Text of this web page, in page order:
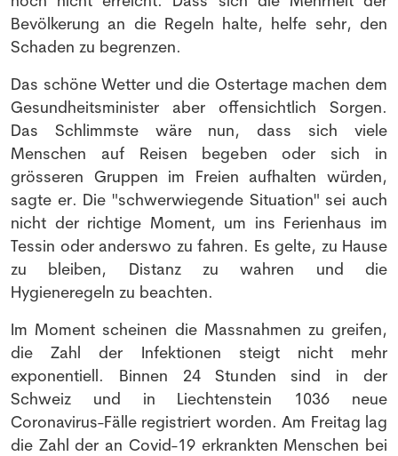
Bevölkerung an die Regeln halte, helfe sehr, den
Schaden zu begrenzen.
Das schöne Wetter und die Ostertage machen dem
Gesundheitsminister aber offensichtlich Sorgen.
Das Schlimmste wäre nun, dass sich viele
Menschen auf Reisen begeben oder sich in
grösseren Gruppen im Freien aufhalten würden,
sagte er. Die "schwerwiegende Situation" sei auch
nicht der richtige Moment, um ins Ferienhaus im
Tessin oder anderswo zu fahren. Es gelte, zu Hause
zu bleiben, Distanz zu wahren und die
Hygieneregeln zu beachten.
Im Moment scheinen die Massnahmen zu greifen,
die Zahl der Infektionen steigt nicht mehr
exponentiell. Binnen 24 Stunden sind in der
Schweiz und in Liechtenstein 1036 neue
Coronavirus-Fälle registriert worden. Am Freitag lag
die Zahl der an Covid-19 erkrankten Menschen bei